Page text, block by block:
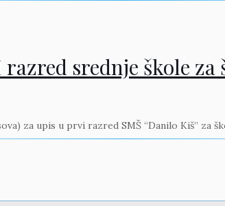
srednje škole za
za upis u prvi razred SMŠ “Danilo Kiš” za